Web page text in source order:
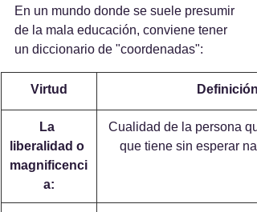
En un mundo donde se suele presumir
de la mala educación, conviene tener
un diccionario de "coordenadas":
Virtud Definición
La
liberalidad o
magnificenci
a:
Cualidad de la persona
que tiene sin esperar